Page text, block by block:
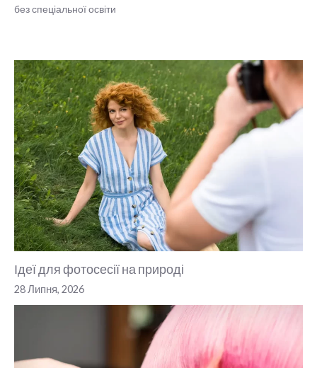
без спеціальної освіти
Ідеї для фотосесії на природі
28 Липня, 2026